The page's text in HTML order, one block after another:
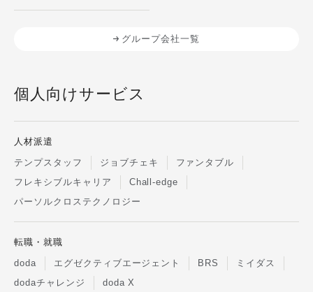
グループ会社一覧
個人向けサービス
人材派遣
テンプスタッフ
ジョブチェキ
ファンタブル
フレキシブルキャリア
Chall-edge
パーソルクロステクノロジー
転職・就職
doda
エグゼクティブエージェント BRS
ミイダス
dodaチャレンジ
doda X